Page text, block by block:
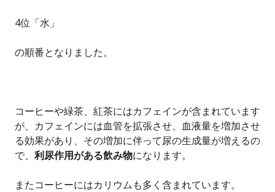
4位「水」
の順番となりました。
コーヒーや緑茶、紅茶にはカフェインが含まれています
が、カフェインには血管を拡張させ、血液量を増加させ
る効果があり、その増加に伴って尿の生成量が増えるの
で、 利尿作用がある飲み物になります。
またコーヒーにはカリウムも多く含まれています。